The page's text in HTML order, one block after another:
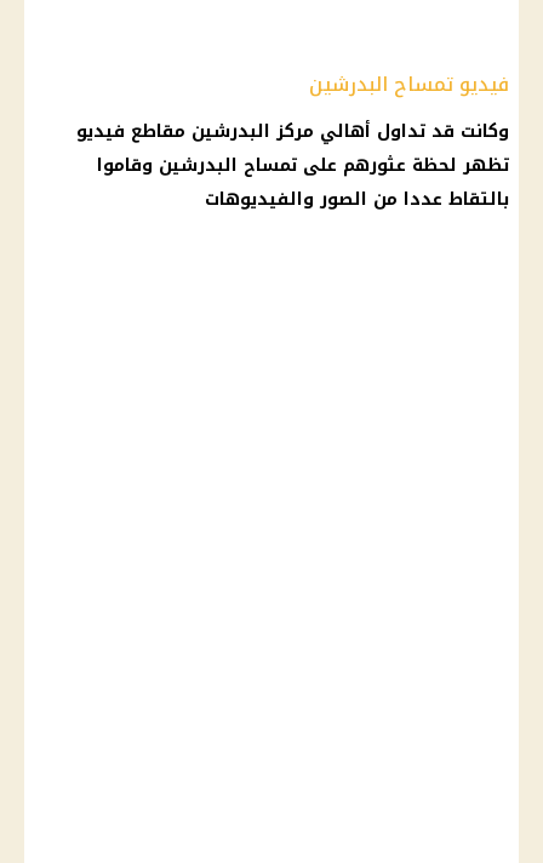
فيديو تمساح البدرشين
وكانت قد تداول أهالي مركز البدرشين مقاطع فيديو
تظهر لحظة عثورهم على تمساح البدرشين وقاموا
بالتقاط عددا من الصور والفيديوهات